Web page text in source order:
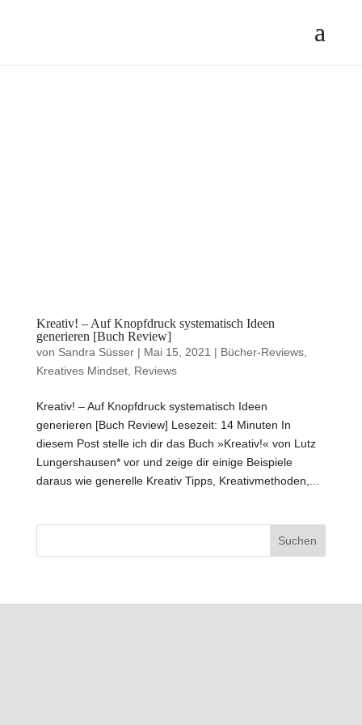
Kreativ! – Auf Knopfdruck systematisch Ideen
generieren [Buch Review]
von Sandra Süsser| Mai 15, 2021 | Bücher-Reviews,
Kreatives Mindset, Reviews
Kreativ! – Auf Knopfdruck systematisch Ideen
generieren [Buch Review] Lesezeit: 14 Minuten In
diesem Post stelle ich dir das Buch »Kreativ!« von Lutz
Lungershausen* vor und zeige dir einige Beispiele
daraus wie generelle Kreativ Tipps, Kreativmethoden,...